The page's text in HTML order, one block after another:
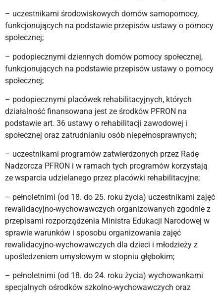
– uczestnikami środowiskowych domów samopomocy,
funkcjonujących na podstawie przepisów ustawy o pomocy
społecznej;
– podopiecznymi dziennych domów pomocy społecznej,
funkcjonujących na podstawie przepisów ustawy o pomocy
społecznej;
– podopiecznymi placówek rehabilitacyjnych, których
działalność finansowana jest ze środków PFRON na
podstawie art. 36 ustawy o rehabilitacji zawodowej i
społecznej oraz zatrudnianiu osób niepełnosprawnych;
– uczestnikami programów zatwierdzonych przez Radę
Nadzorcza PFRON i w ramach tych programów korzystają
ze wsparcia udzielanego przez placówki rehabilitacyjne;
– pełnoletnimi (od 18. do 25. roku życia) uczestnikami zajęć
rewalidacyjno-wychowawczych organizowanych zgodnie z
przepisami rozporządzenia Ministra Edukacji Narodowej w
sprawie warunków i sposobu organizowania zajęć
rewalidacyjno-wychowawczych dla dzieci i młodzieży z
upośledzeniem umysłowym w stopniu głębokim;
– pełnoletnimi (od 18. do 24. roku życia) wychowankami
specjalnych ośrodków szkolno-wychowawczych oraz